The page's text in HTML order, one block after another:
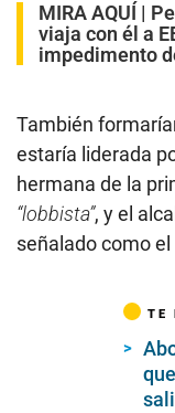
MIRA AQUÍ |
viaja con él a
impedimento
También
estaría liderada
hermana de la
“lobbista”, y el
señalado como el
TE